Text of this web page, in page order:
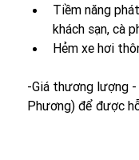
Tiềm năng
khách sạn, cà
Hẻm xe hơi
-Giá thương lượng
Phương) để được